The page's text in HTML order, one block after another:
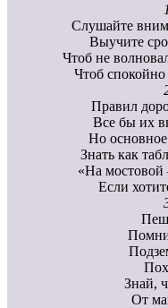
Слушайте
Выучите
Чтоб не
Чтоб
Правил
Все бы их
Но
Знать как
«На мостовой
Если
Знай,
От